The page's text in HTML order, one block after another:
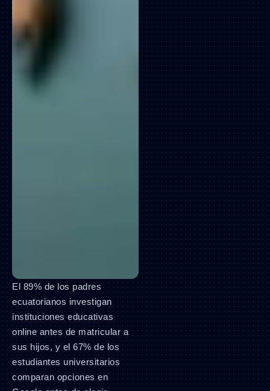
El 89% de los padres
ecuatorianos investigan
instituciones educativas
online antes de matricular a
sus hijos, y el 67% de los
estudiantes universitarios
comparan opciones en